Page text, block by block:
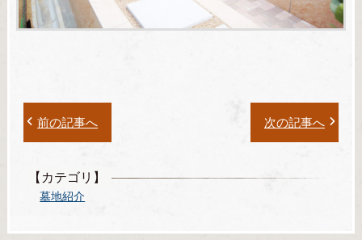
次の記事へ
前の記事へ
【カテゴリ】
墓地紹介